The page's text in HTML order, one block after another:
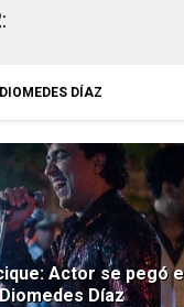
DÍAZ
Actor se pegó
Díaz